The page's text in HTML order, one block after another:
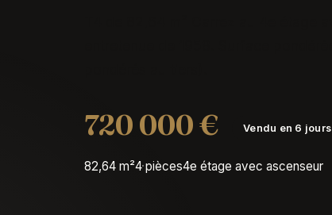
720 000 € Vendu en 6 jours
82,64 m²4 pièces4e étage avec ascenseur